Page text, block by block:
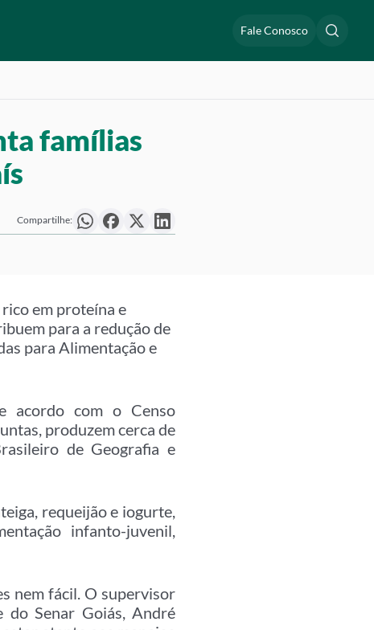
Fale Conosco
famílias
Compartilhe:
em proteína e
para a redução de
para Alimentação e
acordo com o Censo
produzem cerca de
de Geografia e
requeijão e iogurte,
infanto-juvenil,
nem fácil. O supervisor
do Senar Goiás, André